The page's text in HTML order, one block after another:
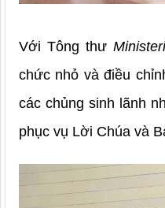
Với Tông thư
chức nhỏ và điều
các chủng sinh lãnh
phục vụ Lời Chúa và